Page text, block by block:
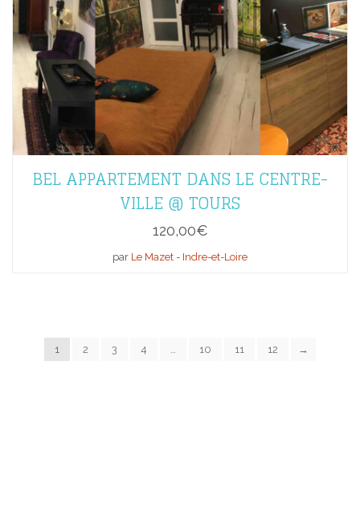
BEL APPARTEMENT DANS LE CENTRE-
VILLE @ TOURS
120,00€
par Le Mazet - Indre-et-Loire
1 2 3 4 10 11 12 →